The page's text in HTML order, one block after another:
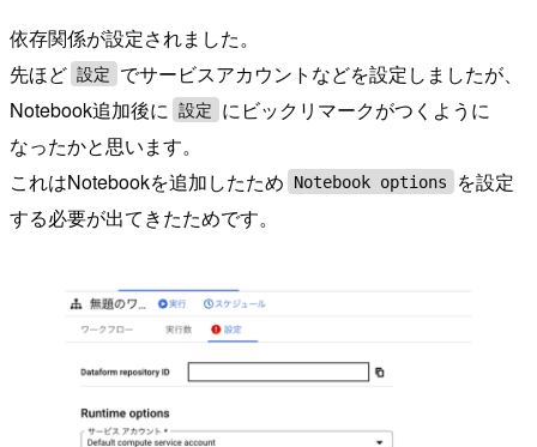
依存関係が設定されました。
先ほど 設定
でサービスアカウントなどを設定しましたが、
Notebook追加後に 設定
にビックリマークがつくように
なったかと思います。
これはNotebookを追加したため
Notebook options
を設定
する必要が出てきたためです。